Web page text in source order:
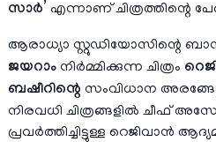
സാർ’ എന്നാണ് ചിത്രത്തിന്റെ
ആരാധ്യാ സ്റ്റുഡിയോസിന്റെ
ജയറാം നിർമ്മിക്കുന്ന ചിത്രം
ബഷീറിന്റെ സംവിധാന
നിരവധി ചിത്രങ്ങളിൽ ചീഫ്
പ്രവർത്തിച്ചിട്ടുള്ള റെജിവാൻ